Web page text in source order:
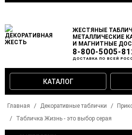
ЖЕСТЯНЫЕ
МЕТАЛЛИЧЕСКИЕ
И МАГНИТНЫЕ
8-800-5005-
ДОСТАВКА ПО ВСЕЙ
КАТАЛОГ
Главная Декоративные таблички
Табличка Жизнь - это выбор серая